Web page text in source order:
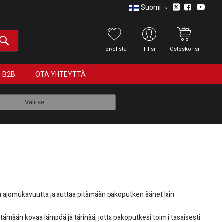
Suomi
Toivelista Tilisi Ostoskorisi
B2B OTA YHTEYTTÄ
Valitse ...
ja auttaa pitämään pakoputken äänet lain
kovaa lämpöä ja tärinää, jotta pakoputkesi toimii tasaisesti